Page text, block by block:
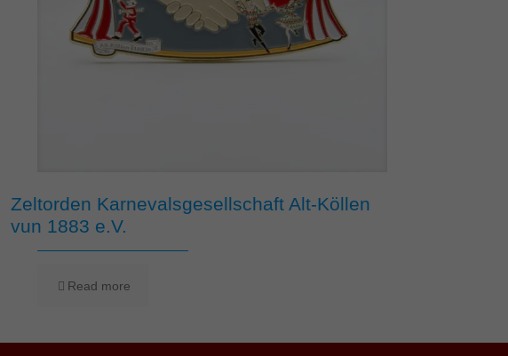
Zeltorden Karnevalsgesellschaft Alt-Köllen
vun 1883 e.V.
Read more